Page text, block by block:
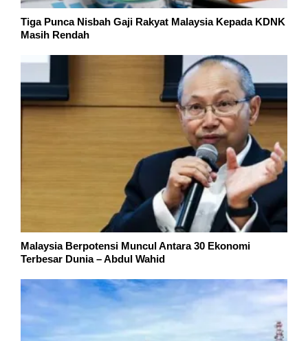
Tiga Punca Nisbah Gaji Rakyat Malaysia Kepada KDNK
Masih Rendah
Malaysia Berpotensi Muncul Antara 30 Ekonomi
Terbesar Dunia – Abdul Wahid